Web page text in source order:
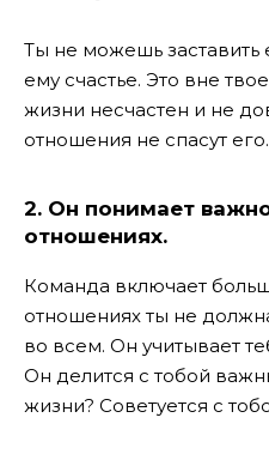
Ты не можешь заставить
ему счастье. Это вне
жизни несчастен и не
отношения не спасут его.
2. Он понимает
отношениях.
Команда включает
отношениях ты не
во всем. Он учитывает
Он делится с тобой
жизни? Советуется с